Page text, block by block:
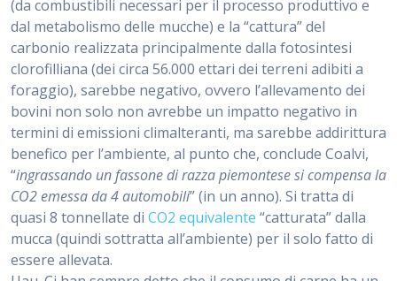
(da combustibili necessari per il processo produttivo e
dal metabolismo delle mucche) e la “cattura” del
carbonio realizzata principalmente dalla fotosintesi
clorofilliana (dei circa 56.000 ettari dei terreni adibiti a
foraggio), sarebbe negativo, ovvero l’allevamento dei
bovini non solo non avrebbe un impatto negativo in
termini di emissioni climalteranti, ma sarebbe addirittura
benefico per l’ambiente, al punto che, conclude Coalvi,
“ingrassando un fassone di razza piemontese si compensa la
CO2 emessa da 4 automobili” (in un anno). Si tratta di
quasi 8 tonnellate di CO2 equivalente “catturata” dalla
mucca (quindi sottratta all’ambiente) per il solo fatto di
essere allevata.